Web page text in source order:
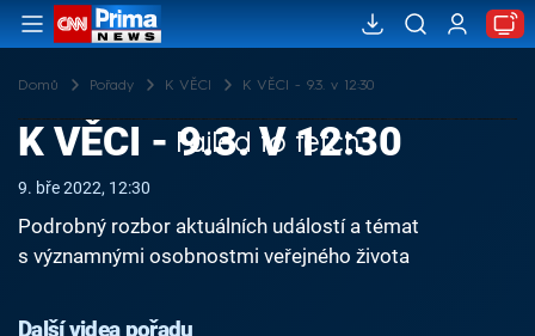
Domů Pořady K VĚCI K VĚCI - 9.3. v 12:30
Failed to fetch
K VĚCI - 9.3. V 12:30
9. bře 2022, 12:30
Podrobný rozbor aktuálních událostí a témat
s významnými osobnostmi veřejného života
Další videa pořadu